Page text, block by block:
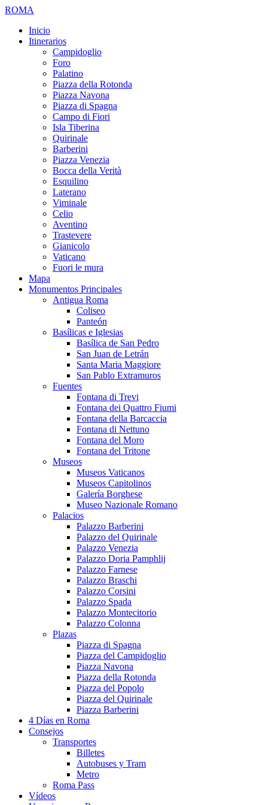
ROMA
Inicio
Itinerarios
Campidoglio
Foro
Palatino
Piazza della Rotonda
Piazza Navona
Piazza di Spagna
Campo di Fiori
Isla Tiberina
Quirinale
Barberini
Piazza Venezia
Bocca della Verità
Esquilino
Laterano
Viminale
Celio
Aventino
Trastevere
Gianicolo
Vaticano
Fuori le mura
Mapa
Monumentos Principales
Antigua Roma
Coliseo
Panteón
Basílicas e Iglesias
Basílica de San Pedro
San Juan de Letrán
Santa Maria Maggiore
San Pablo Extramuros
Fuentes
Fontana di Trevi
Fontana dei Quattro Fiumi
Fontana della Barcaccia
Fontana di Nettuno
Fontana del Moro
Fontana del Tritone
Museos
Museos Vaticanos
Museos Capitolinos
Galería Borghese
Museo Nazionale Romano
Palacios
Palazzo Barberini
Palazzo del Quirinale
Palazzo Venezia
Palazzo Doria Pamphlij
Palazzo Farnese
Palazzo Braschi
Palazzo Corsini
Palazzo Spada
Palazzo Montecitorio
Palazzo Colonna
Plazas
Piazza di Spagna
Piazza del Campidoglio
Piazza Navona
Piazza della Rotonda
Piazza del Popolo
Piazza del Quirinale
Piazza Barberini
4 Días en Roma
Consejos
Transportes
Billetes
Autobuses y Tram
Metro
Roma Pass
Vídeos